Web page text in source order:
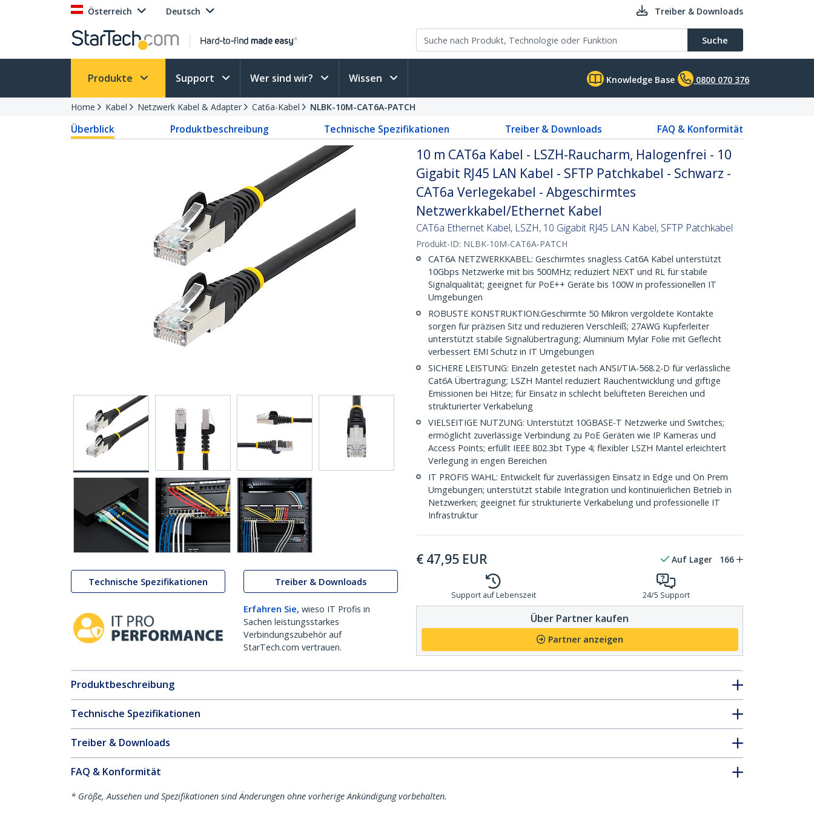
Österreich Deutsch Treiber & Downloads
Suche
Produkte Support Wer sind wir? Wissen Knowledge Base 0800 070 376
Home Kabel Netzwerk Kabel & Adapter Cat6a-Kabel NLBK-10M-CAT6A-PATCH
Überblick Produktbeschreibung Technische Spezifikationen Treiber & Downloads FAQ & Konformität
Technische Spezifikationen Treiber & Downloads
Erfahren Sie, wieso IT Profis in
Sachen leistungsstarkes
Verbindungszubehör auf
StarTech.com vertrauen.
10 m CAT6a Kabel - LSZH-Raucharm, Halogenfrei - 10
Gigabit RJ45 LAN Kabel - SFTP Patchkabel - Schwarz -
CAT6a Verlegekabel - Abgeschirmtes
Netzwerkkabel/Ethernet Kabel
CAT6a Ethernet Kabel, LSZH, 10 Gigabit RJ45 LAN Kabel, SFTP Patchkabel
Produkt-ID: NLBK-10M-CAT6A-PATCH
CAT6A NETZWERKKABEL: Geschirmtes snagless Cat6A Kabel unterstützt
10Gbps Netzwerke mit bis 500MHz; reduziert NEXT und RL für stabile
Signalqualität; geeignet für PoE++ Geräte bis 100W in professionellen IT
Umgebungen
ROBUSTE KONSTRUKTION:Geschirmte 50 Mikron vergoldete Kontakte
sorgen für präzisen Sitz und reduzieren Verschleiß; 27AWG Kupferleiter
unterstützt stabile Signalübertragung; Aluminium Mylar Folie mit Geflecht
verbessert EMI Schutz in IT Umgebungen
SICHERE LEISTUNG: Einzeln getestet nach ANSI/TIA-568.2-D für verlässliche
Cat6A Übertragung; LSZH Mantel reduziert Rauchentwicklung und giftige
Emissionen bei Hitze; für Einsatz in schlecht belüfteten Bereichen und
strukturierter Verkabelung
VIELSEITIGE NUTZUNG: Unterstützt 10GBASE-T Netzwerke und Switches;
ermöglicht zuverlässige Verbindung zu PoE Geräten wie IP Kameras und
Access Points; erfüllt IEEE 802.3bt Type 4; flexibler LSZH Mantel erleichtert
Verlegung in engen Bereichen
IT PROFIS WAHL: Entwickelt für zuverlässigen Einsatz in Edge und On Prem
Umgebungen; unterstützt stabile Integration und kontinuierlichen Betrieb in
Netzwerken; geeignet für strukturierte Verkabelung und professionelle IT
Infrastruktur
€ 47,95 EUR Auf Lager 166
Support auf Lebenszeit 24/5 Support
Über Partner kaufen
Partner anzeigen
Produktbeschreibung
Technische Spezifikationen
Treiber & Downloads
FAQ & Konformität
* Größe, Aussehen und Spezifikationen sind Änderungen ohne vorherige Ankündigung vorbehalten.